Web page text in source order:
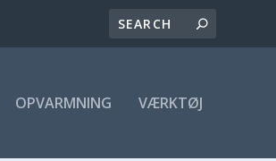
OPVARMNING VÆRKTØJ